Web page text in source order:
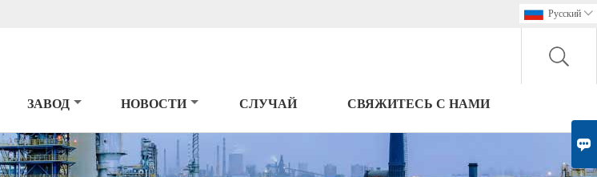
Pусский 
ЗАВОД НОВОСТИ СЛУЧАЙ СВЯЖИТЕСЬ С НАМИ
